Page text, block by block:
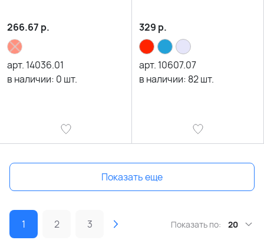
266.67 р.
арт. 14036.01
в наличии: 0 шт.
329 р.
арт. 10607.07
в наличии: 82шт.
Показать еще
1 2 3 Показать по: 20